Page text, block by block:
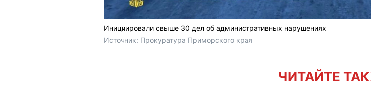
Инициировали свыше 30 дел об административных нарушениях
Источник: Прокуратура Приморского края
ЧИТАЙТЕ